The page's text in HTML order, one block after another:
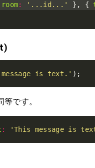
room: '...id...' }, {
is text.' );
です。
: 'This message is